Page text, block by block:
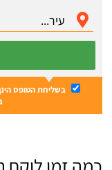
בשליחת הטופס